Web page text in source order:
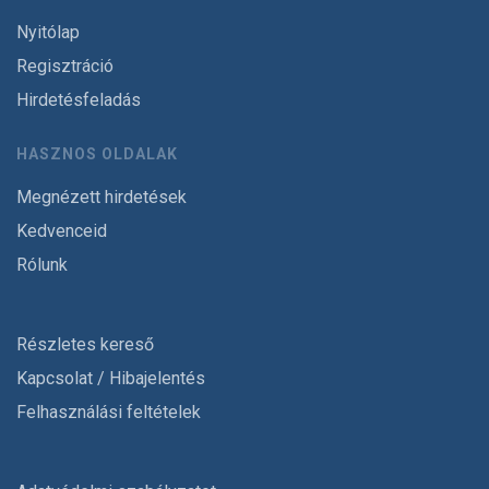
Nyitólap
Regisztráció
Hirdetésfeladás
HASZNOS OLDALAK
Megnézett hirdetések
Kedvenceid
Rólunk
Részletes kereső
Kapcsolat / Hibajelentés
Felhasználási feltételek